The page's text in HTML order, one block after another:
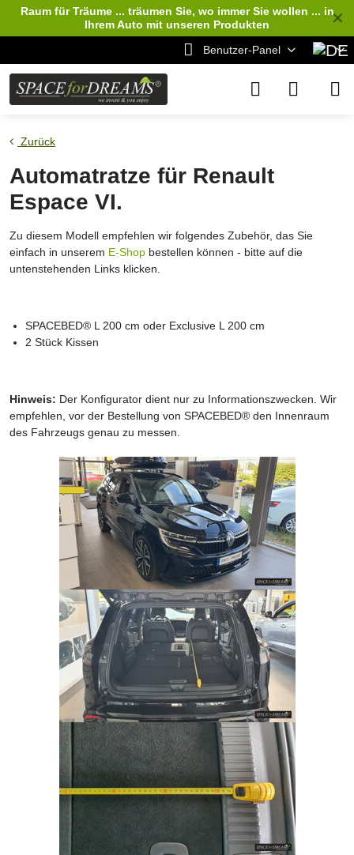
✕
Raum für Träume ... träumen Sie, wo immer Sie wollen ... in
Ihrem Auto mit unseren Produkten
Benutzer-Panel
Zurück
Automatratze für Renault
Espace VI.
Zu diesem Modell empfehlen wir folgendes Zubehör, das Sie
einfach in unserem E-Shop bestellen können - bitte auf die
untenstehenden Links klicken.
SPACEBED® L 200 cm oder Exclusive L 200 cm
2 Stück Kissen
Hinweis: Der Konfigurator dient nur zu Informationszwecken. Wir
empfehlen, vor der Bestellung von SPACEBED® den Innenraum
des Fahrzeugs genau zu messen.